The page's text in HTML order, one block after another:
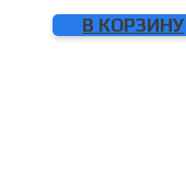
В КОРЗИНУ